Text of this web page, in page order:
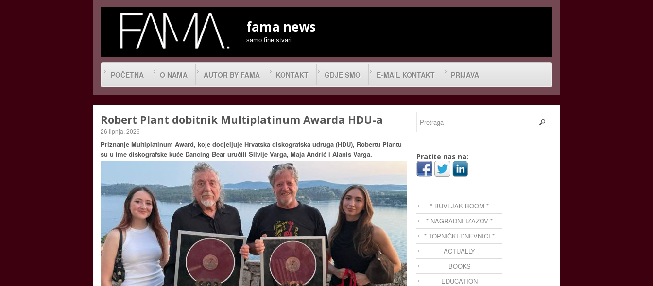
fama news
samo fine stvari
POČETNA O NAMA AUTOR BY FAMA KONTAKT GDJE SMO E-MAIL KONTAKT PRIJAVA
Robert Plant dobitnik Multiplatinum Awarda HDU-a
26 lipnja, 2026
Priznanje Multiplatinum Award, koje dodjeljuje Hrvatska diskografska udruga (HDU), Robertu Plantu
su u ime diskografske kuće Dancing Bear uručili Silvije Varga, Maja Andrić i Alanis Varga.
Pratite nas na:
* BUVLJAK BOOM *
* NAGRADNI IZAZOV *
* TOPNIČKI DNEVNICI *
ACTUALLY
BOOKS
EDUCATION